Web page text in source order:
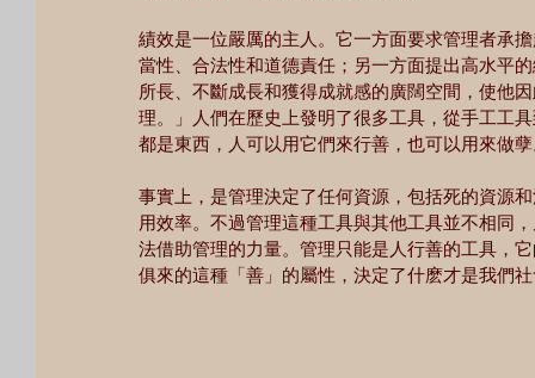
績效是一位嚴厲的主人。它一方面要求管理者承
當性、合法性和道德責任；另一方面提出高水平
所長、不斷成長和獲得成就感的廣闊空間，使他
理。」人們在歷史上發明了很多工具，從手工工
都是東西，人可以用它們來行善，也可以用來做
事實上，是管理決定了任何資源，包括死的資源
用效率。不過管理這種工具與其他工具並不相同
法借助管理的力量。管理只能是人行善的工具，
俱來的這種「善」的屬性，決定了什麽才是我們